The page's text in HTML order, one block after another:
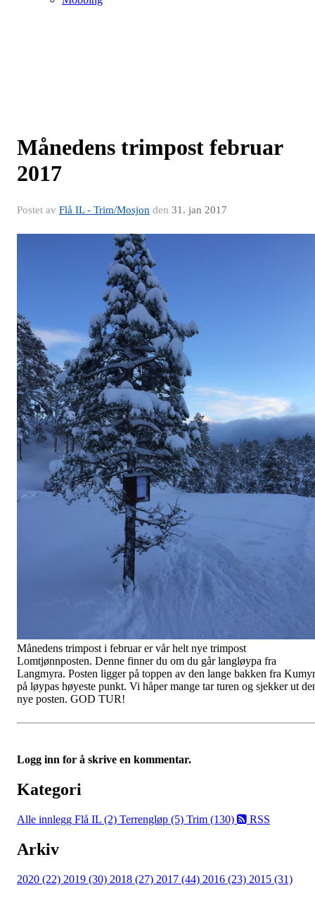
Månedens trimpost februar
2017
Postet av Flå IL - Trim/Mosjon den 31. jan 2017
Månedens trimpost i februar er vår helt nye trimpost
Lomtjønnposten. Denne finner du om du går langløypa fra
Langmyra. Posten ligger på toppen av den lange bakken fra
på løypas høyeste punkt. Vi håper mange tar turen og sjekker ut
nye posten. GOD TUR!
Logg inn for å skrive en kommentar.
Kategori
Alle innlegg Flå IL (2) Terrengløp (5) Trim (130) RSS
Arkiv
2020 (22) 2019 (30) 2018 (27) 2017 (44) 2016 (23) 2015 (31)